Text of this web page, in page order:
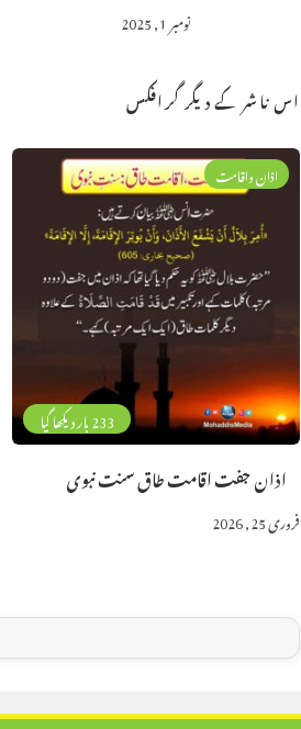
نومبر 1, 2025
اس ناشر کے دیگر گرافکس
233 بار دیکھا گیا
اذان واقامت
اذان جفت اقامت طاق سنت نبوی
فروری 25, 2026